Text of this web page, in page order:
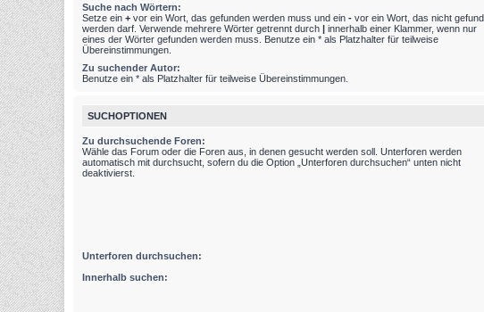
Suche nach Wörtern:
Setze ein + vor ein Wort, das gefunden werden muss und ein - vor ein Wort, das nicht
werden darf. Verwende mehrere Wörter getrennt durch | innerhalb einer Klammer, wenn nur
eines der Wörter gefunden werden muss. Benutze ein * als Platzhalter für teilweise
Übereinstimmungen.
Zu suchender Autor:
Benutze ein * als Platzhalter für teilweise Übereinstimmungen.
SUCHOPTIONEN
Zu durchsuchende Foren:
Wähle das Forum oder die Foren aus, in denen gesucht werden soll. Unterforen werden
automatisch mit durchsucht, sofern du die Option „Unterforen durchsuchen“ unten nicht
deaktivierst.
Unterforen durchsuchen:
Innerhalb suchen: